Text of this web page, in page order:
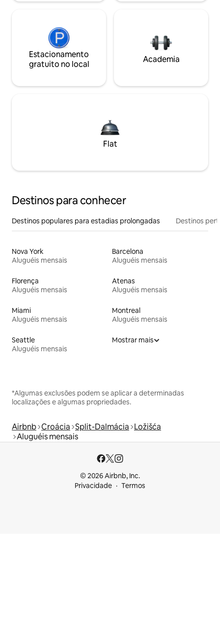
Estacionamento
gratuito no local
Academia
Flat
Destinos para conhecer
Destinos populares para estadias prolongadas Destinos
Nova York
Aluguéis mensais
Barcelona
Aluguéis mensais
Florença
Aluguéis mensais
Atenas
Aluguéis mensais
Miami
Aluguéis mensais
Montreal
Aluguéis mensais
Seattle
Aluguéis mensais
Mostrar mais
*Algumas exclusões podem se aplicar a determinadas
localizações e algumas propriedades.
Airbnb Croácia Split-Dalmácia Ložišća
Aluguéis mensais
© 2026 Airbnb, Inc.
Privacidade
Termos